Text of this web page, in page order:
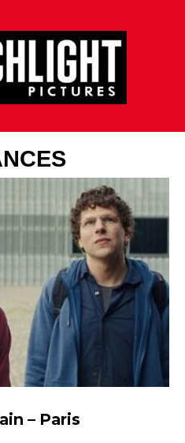
– Paris